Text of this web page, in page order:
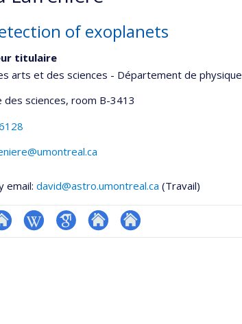
of exoplanets
titulaire
arts et des sciences - Département de physique
des sciences, room B-3413
email: david@astro.umontreal.ca (Travail)
Wiki
GoogleAutre Autre